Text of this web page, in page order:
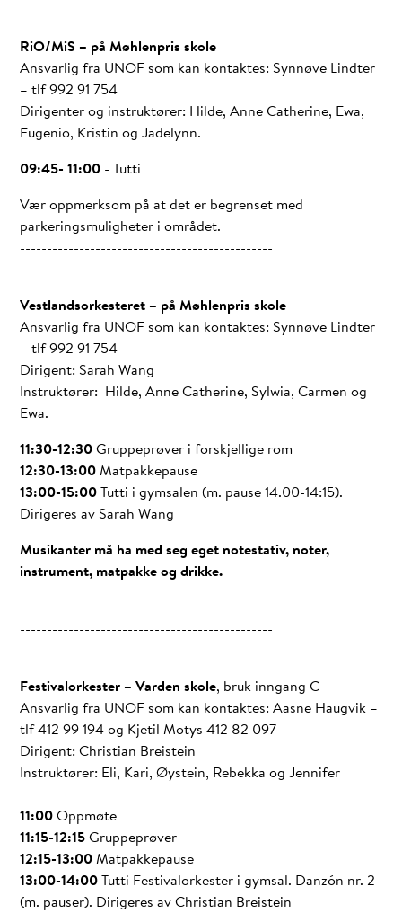
RiO/MiS – på Møhlenpris skole
Ansvarlig fra UNOF som kan kontaktes: Synnøve Lindter
– tlf 992 91 754
Dirigenter og instruktører: Hilde, Anne Catherine, Ewa,
Eugenio, Kristin og Jadelynn.
09:45- 11:00 - Tutti
Vær oppmerksom på at det er begrenset med
parkeringsmuligheter i området.
-----------------------------------------------
Vestlandsorkesteret – på Møhlenpris skole
Ansvarlig fra UNOF som kan kontaktes: Synnøve Lindter
– tlf 992 91 754
Dirigent: Sarah Wang
Instruktører: Hilde, Anne Catherine, Sylwia, Carmen og
Ewa.
11:30-12:30Gruppeprøver i forskjellige rom
12:30-13:00Matpakkepause
13:00-15:00Tutti i gymsalen (m. pause 14.00-14:15).
Dirigeres av Sarah Wang
Musikanter må ha med seg eget notestativ, noter,
instrument, matpakke og drikke.
-----------------------------------------------
Festivalorkester – Varden skole, bruk inngang C
Ansvarlig fra UNOF som kan kontaktes: Aasne Haugvik –
tlf 412 99 194 og Kjetil Motys 412 82 097
Dirigent: Christian Breistein
Instruktører: Eli, Kari, Øystein, Rebekka og Jennifer
11:00Oppmøte
11:15-12:15Gruppeprøver
12:15-13:00Matpakkepause
13:00-14:00Tutti Festivalorkester i gymsal. Danzón nr. 2
(m. pauser). Dirigeres av Christian Breistein